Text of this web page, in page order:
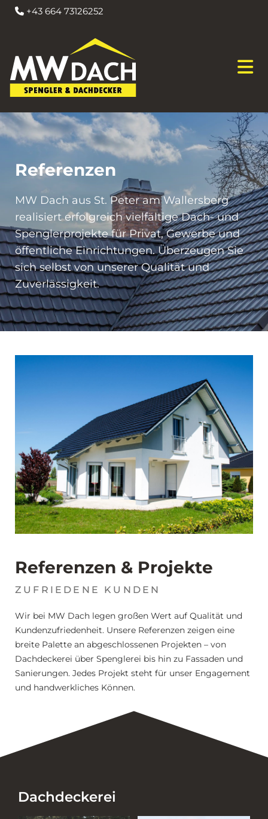
 +43 664 73126252
Referenzen
MW Dach aus St. Peter am Wallersberg
realisiert erfolgreich vielfältige Dach- und
Spenglerprojekte für Privat, Gewerbe und
öffentliche Einrichtungen. Überzeugen Sie
sich selbst von unserer Qualität und
Zuverlässigkeit.
Referenzen & Projekte
ZUFRIEDENE KUNDEN
Wir bei MW Dach legen großen Wert auf Qualität und
Kundenzufriedenheit. Unsere Referenzen zeigen eine
breite Palette an abgeschlossenen Projekten – von
Dachdeckerei über Spenglerei bis hin zu Fassaden und
Sanierungen. Jedes Projekt steht für unser Engagement
und handwerkliches Können.
Dachdeckerei